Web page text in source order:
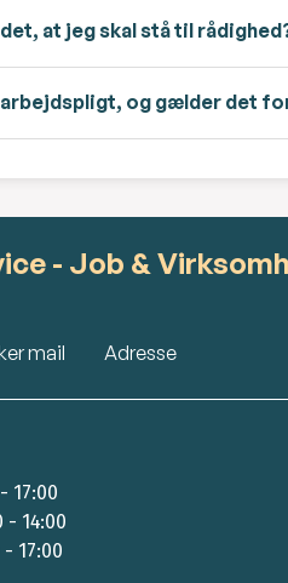
at jeg skal stå til
og gælder det
- Job &
mail Adresse
17:00
14:00
17:00